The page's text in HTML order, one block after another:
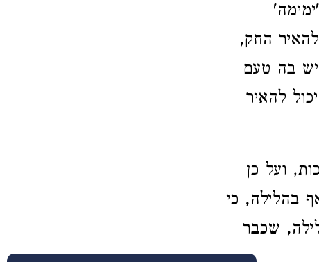
החק,
בה טעם
להאיר
ועל כן
בהלילה, כי
שכבר